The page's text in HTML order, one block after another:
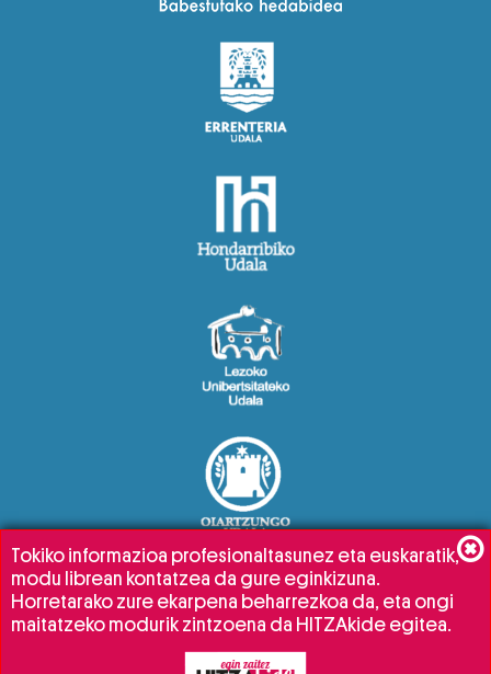
Tokiko informazioa profesionaltasunez eta euskaratik,
modu librean kontatzea da gure eginkizuna.
Horretarako zure ekarpena beharrezkoa da, eta ongi
maitatzeko modurik zintzoena da HITZAkide egitea.